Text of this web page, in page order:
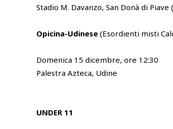
Stadio M. Davanzo, San Donà di Piave
Opicina-Udinese (Esordienti misti
Domenica 15 dicembre, ore 12:30
Palestra Azteca, Udine
UNDER 11